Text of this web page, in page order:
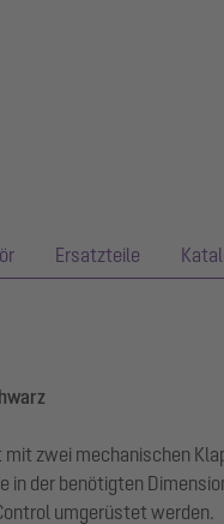
Ersatzteile
zwei mechanischen
der benötigten
umgerüstet werden.